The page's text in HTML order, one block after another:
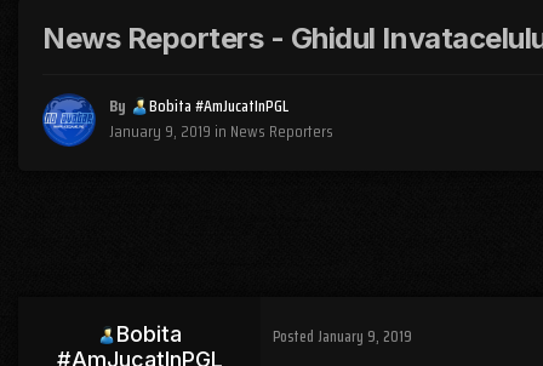
News Reporters - Ghidul
By
Bobita #AmJucatInPGL
January 9, 2019 in News Reporters
Bobita
#AmJucatInPGL
Posted January 9, 2019